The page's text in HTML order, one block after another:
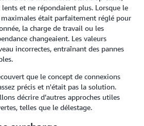
lents et ne répondaient plus. Lorsque le
était parfaitement réglé pour
la charge de travail ou les
changeaient. Les valeurs
incorrectes, entraînant des pannes
que le concept de connexions
précis et n'était pas la solution.
décrire d’autres approches utiles
telles que le délestage.